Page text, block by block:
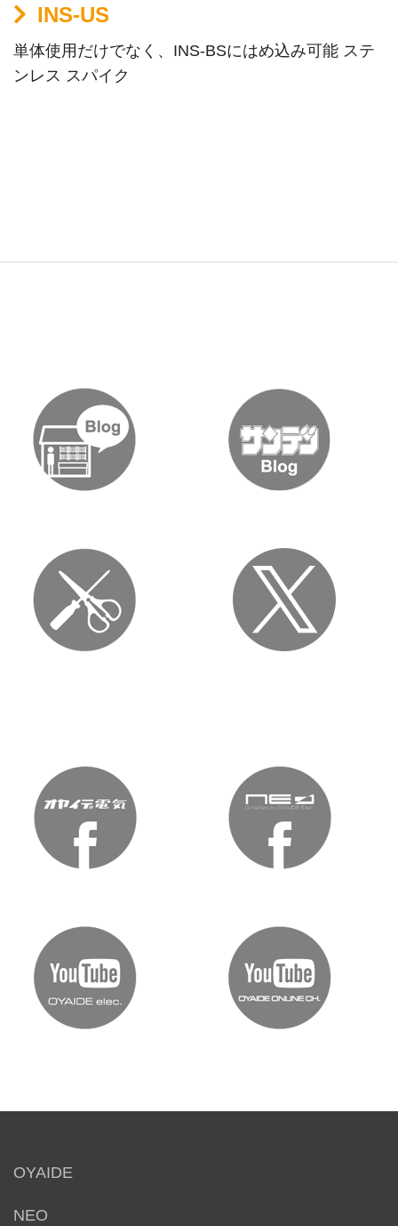
INS-US
単体使用だけでなく、INS-BSにはめ込み可能 ステ
ンレス スパイク
OYAIDE
NEO